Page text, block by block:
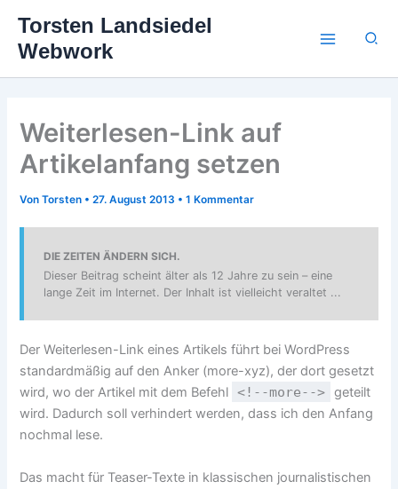
Inhalt
springen
Torsten Landsiedel
Webwork
Weiterlesen-Link auf
Artikelanfang setzen
VonTorsten •27. August 2013 •1 Kommentar
DIE ZEITEN ÄNDERN SICH.
Dieser Beitrag scheint älter als 12 Jahre zu sein – eine
lange Zeit im Internet. Der Inhalt ist vielleicht veraltet ...
Der Weiterlesen-Link eines Artikels führt bei WordPress
standardmäßig auf den Anker (more-xyz), der dort gesetzt
wird, wo der Artikel mit dem Befehl
<!--more--> geteilt
wird. Dadurch soll verhindert werden, dass ich den Anfang
nochmal lese.
Das macht für Teaser-Texte in klassischen journalistischen